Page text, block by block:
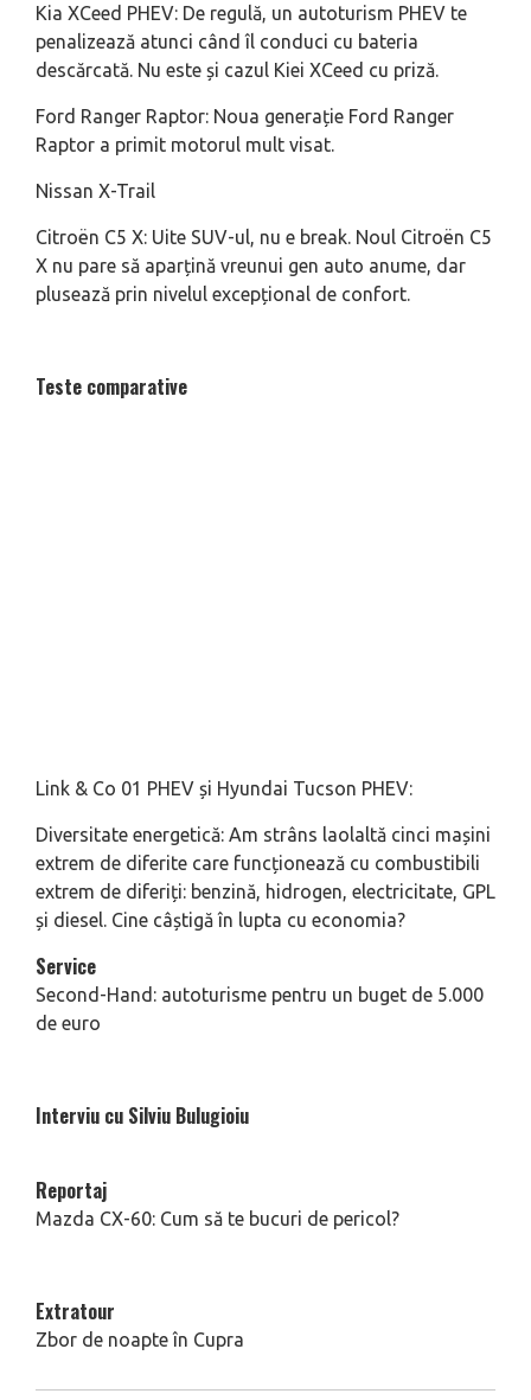
Kia XCeed PHEV: De regulă, un autoturism PHEV te
penalizează atunci când îl conduci cu bateria
descărcată. Nu este și cazul Kiei XCeed cu priză.
Ford Ranger Raptor: Noua generație Ford Ranger
Raptor a primit motorul mult visat.
Nissan X-Trail
Citroën C5 X: Uite SUV-ul, nu e break. Noul Citroën C5
X nu pare să aparțină vreunui gen auto anume, dar
plusează prin nivelul excepțional de confort.
Teste comparative
Link & Co 01 PHEV și Hyundai Tucson PHEV:
Diversitate energetică: Am strâns laolaltă cinci mașini
extrem de diferite care funcționează cu combustibili
extrem de diferiți: benzină, hidrogen, electricitate, GPL
și diesel. Cine câștigă în lupta cu economia?
Service
Second-Hand: autoturisme pentru un buget de 5.000
de euro
Interviu cu Silviu Bulugioiu
Reportaj
Mazda CX-60: Cum să te bucuri de pericol?
Extratour
Zbor de noapte în Cupra